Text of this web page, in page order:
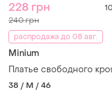
228 грн 10
240 грн
распродажа до 08 авг.
Minium
Платье свободного
38 / M / 46